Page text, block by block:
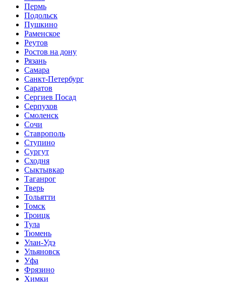
Пермь
Подольск
Пушкино
Раменское
Реутов
Ростов на дону
Рязань
Самара
Санкт-Петербург
Саратов
Сергиев Посад
Серпухов
Смоленск
Сочи
Ставрополь
Ступино
Сургут
Сходня
Сыктывкар
Таганрог
Тверь
Тольятти
Томск
Троицк
Тула
Тюмень
Улан-Удэ
Ульяновск
Уфа
Фрязино
Химки